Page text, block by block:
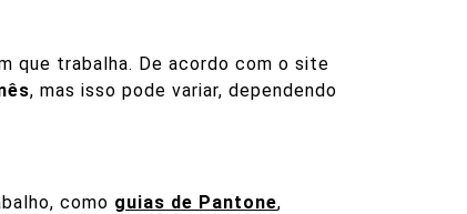
que trabalha. De acordo com o site
, mas isso pode variar, dependendo
como guias de Pantone,